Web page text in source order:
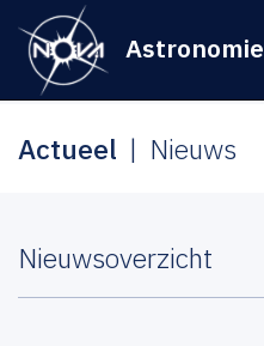
Astronomie
Actueel Nieuws
Nieuwsoverzicht